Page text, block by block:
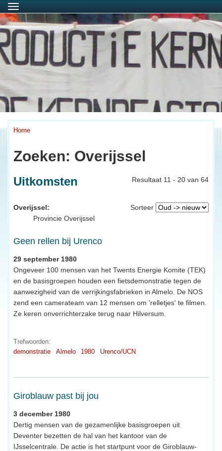
Menu
Home
Zoeken: Overijssel
Resultaat 11 - 20 van 64
Uitkomsten
Sorteer
Overijssel:
Provincie Overijssel
Geen rellen bij Urenco
29 september 1980
Ongeveer 100 mensen van het Twents Energie Komite (TEK)
en de basisgroepen houden een fietsdemonstratie tegen de
aanwezigheid van de verrijkingsfabrieken in Almelo. De NOS
zend een camerateam van 12 mensen om 'relletjes' te filmen.
Ze keren onverrichterzake terug naar Hilversum.
Trefwoorden:
demonstratie
Almelo 1980 Urenco/UCN
Giroblauw past bij jou
3 december 1980
Dertig mensen van de gezamenlijke basisgroepen uit
Deventer bezetten de hal van het kantoor van de
IJsselcentrale. De actie is het startpunt voor de Giroblauw-